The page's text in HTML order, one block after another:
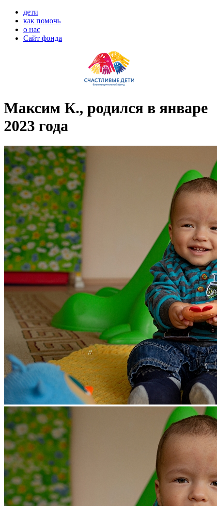
дети
как помочь
о нас
Сайт фонда
Максим К., родился в январе
2023 года